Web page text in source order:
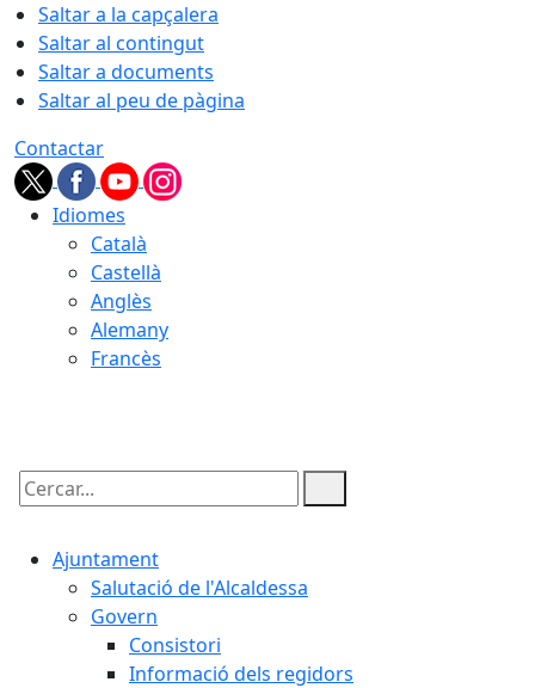
Saltar a la capçalera
Saltar al contingut
Saltar a documents
Saltar al peu de pàgina
Contactar
Idiomes
Català
Castellà
Anglès
Alemany
Francès
Cercar:
Ajuntament
Salutació de l'Alcaldessa
Govern
Consistori
Informació dels regidors